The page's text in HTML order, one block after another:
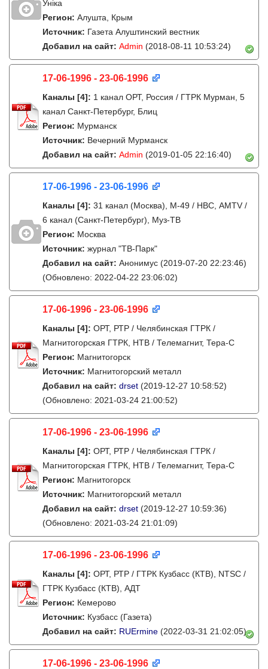
Унiка
Регион: Алушта, Крым
Источник: Газета Алуштинский вестник
Добавил на сайт: Admin (2018-08-11 10:53:24)
17-06-1996 - 23-06-1996
Каналы [4]: 1 канал ОРТ, Россия / ГТРК Мурман, 5
канал Санкт-Петербург, Блиц
Регион: Мурманск
Источник: Вечерний Мурманск
Добавил на сайт: Admin (2019-01-05 22:16:40)
17-06-1996 - 23-06-1996
Каналы [4]: 31 канал (Москва), М-49 / НВС, AMTV /
6 канал (Санкт-Петербург), Муз-ТВ
Регион: Москва
Источник: журнал "ТВ-Парк"
Добавил на сайт: Анонимус (2019-07-20 22:23:46)
(Обновлено: 2022-04-22 23:06:02)
17-06-1996 - 23-06-1996
Каналы [4]: ОРТ, РТР / Челябинская ГТРК /
Магнитогорская ГТРК, НТВ / Телемагнит, Тера-С
Регион: Магнитогорск
Источник: Магнитогорский металл
Добавил на сайт: drset (2019-12-27 10:58:52)
(Обновлено: 2021-03-24 21:00:52)
17-06-1996 - 23-06-1996
Каналы [4]: ОРТ, РТР / Челябинская ГТРК /
Магнитогорская ГТРК, НТВ / Телемагнит, Тера-С
Регион: Магнитогорск
Источник: Магнитогорский металл
Добавил на сайт: drset (2019-12-27 10:59:36)
(Обновлено: 2021-03-24 21:01:09)
17-06-1996 - 23-06-1996
Каналы [4]: ОРТ, РТР / ГТРК Кузбасс (КТВ), NTSC /
ГТРК Кузбасс (КТВ), АДТ
Регион: Кемерово
Источник: Кузбасс (Газета)
Добавил на сайт: RUErmine (2022-03-31 21:02:05)
17-06-1996 - 23-06-1996